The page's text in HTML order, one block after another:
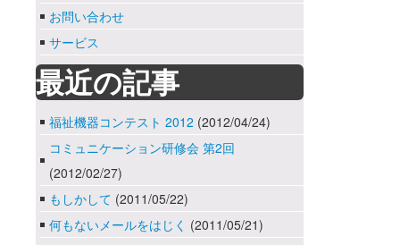
お問い合わせ
サービス
最近の記事
福祉機器コンテスト 2012 (2012/04/24)
コミュニケーション研修会 第2回
(2012/02/27)
もしかして (2011/05/22)
何もないメールをはじく (2011/05/21)